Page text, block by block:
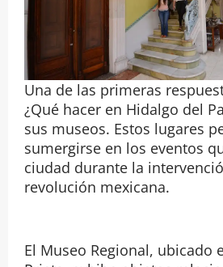
Una de las primeras
¿Qué hacer en Hidalgo del
sus museos. Estos lugares
sumergirse en los eventos
ciudad durante la
revolución mexicana.
El Museo Regional, ubicado